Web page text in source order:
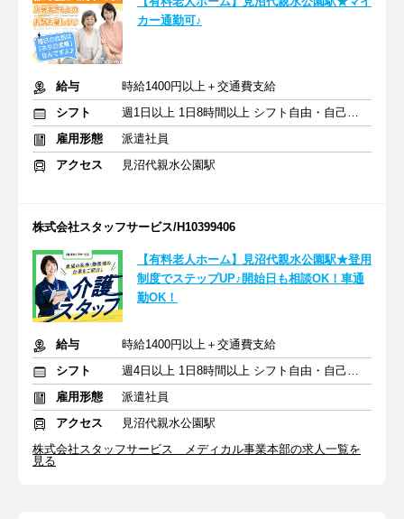
カー通勤可♪
給与
時給1400円以上＋交通費支給
シフト
週1日以上 1日8時間以上 シフト自由・自己申告
雇用形態
派遣社員
アクセス
見沼代親水公園駅
株式会社スタッフサービス/H10399406
【有料老人ホーム】見沼代親水公園駅★登用
制度でステップUP♪開始日も相談OK！車通
勤OK！
給与
時給1400円以上＋交通費支給
シフト
週4日以上 1日8時間以上 シフト自由・自己申告
雇用形態
派遣社員
アクセス
見沼代親水公園駅
株式会社スタッフサービス メディカル事業本部の求人一覧を
見る